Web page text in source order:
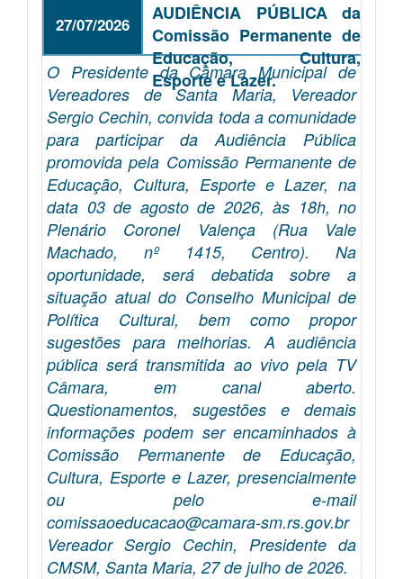
27/07/2026
AUDIÊNCIA PÚBLICA da
Comissão Permanente de
Educação, Cultura,
Esporte e Lazer.
O Presidente da Câmara Municipal de
Vereadores de Santa Maria, Vereador
Sergio Cechin, convida toda a comunidade
para participar da Audiência Pública
promovida pela Comissão Permanente de
Educação, Cultura, Esporte e Lazer, na
data 03 de agosto de 2026, às 18h, no
Plenário Coronel Valença (Rua Vale
Machado, nº 1415, Centro). Na
oportunidade, será debatida sobre a
situação atual do Conselho Municipal de
Política Cultural, bem como propor
sugestões para melhorias. A audiência
pública será transmitida ao vivo pela TV
Câmara, em canal aberto.
Questionamentos, sugestões e demais
informações podem ser encaminhados à
Comissão Permanente de Educação,
Cultura, Esporte e Lazer, presencialmente
ou pelo e-mail
comissaoeducacao@camara-sm.rs.gov.br
Vereador Sergio Cechin, Presidente da
CMSM, Santa Maria, 27 de julho de 2026.